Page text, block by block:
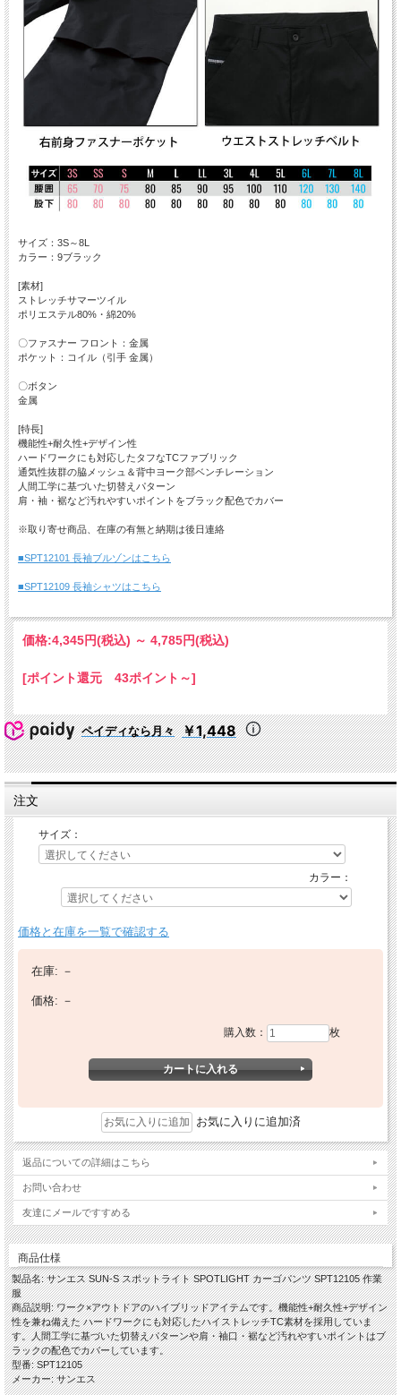
サイズ：3S～8L
カラー：9ブラック
[素材]
ストレッチサマーツイル
ポリエステル80%・綿20%
〇ファスナー フロント：金属
ポケット：コイル（引手 金属）
〇ボタン
金属
[特長]
機能性+耐久性+デザイン性
ハードワークにも対応したタフなTCファブリック
通気性抜群の脇メッシュ＆背中ヨーク部ベンチレーション
人間工学に基づいた切替えパターン
肩・袖・裾など汚れやすいポイントをブラック配色でカバー
※取り寄せ商品、在庫の有無と納期は後日連絡
■SPT12101 長袖ブルゾンはこちら
■SPT12109 長袖シャツはこちら
価格:4,345円(税込) ～ 4,785円(税込)
[ポイント還元 43ポイント～]
ペイディなら月々 ￥1,448
注文
サイズ：
カラー：
価格と在庫を一覧で確認する
在庫: －
価格: －
購入数： 枚
お気に入りに追加済
返品についての詳細はこちら
お問い合わせ
友達にメールですすめる
商品仕様
製品名: サンエス SUN-S スポットライト SPOTLIGHT カーゴパンツ SPT12105 作業
服
商品説明: ワーク×アウトドアのハイブリッドアイテムです。機能性+耐久性+デザイン
性を兼ね備えた ハードワークにも対応したハイストレッチTC素材を採用していま
す。人間工学に基づいた切替えパターンや肩・袖口・裾など汚れやすいポイントはブ
ラックの配色でカバーしています。
型番: SPT12105
メーカー: サンエス